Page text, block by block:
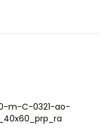
m-C-0321-ao-